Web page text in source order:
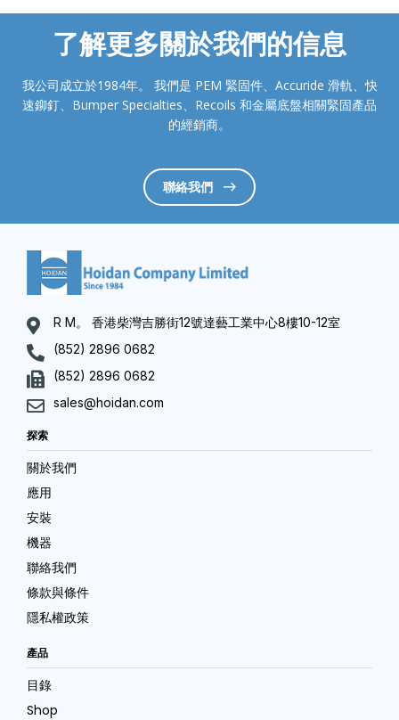
了解更多關於我們的信息
我公司成立於1984年。 我們是 PEM 緊固件、Accuride 滑軌、快
速鉚釘、Bumper Specialties、Recoils 和金屬底盤相關緊固產品
的經銷商。
聯絡我們
R M。 香港柴灣吉勝街12號達藝工業中心8樓10-12室
(852) 2896 0682
(852) 2896 0682
sales@hoidan.com
探索
關於我們
應用
安裝
機器
聯絡我們
條款與條件
隱私權政策
產品
目錄
Shop